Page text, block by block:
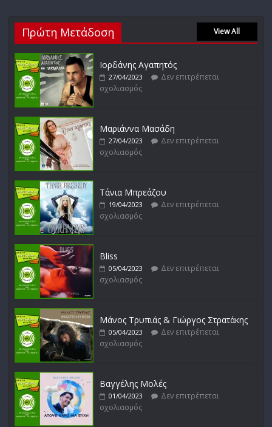
17/02/2023
σχολιασμός
Μικρές Περιπλανήσεις
σχολιασμός
σχολιασμός
Πρώτη Μετάδοση View All
Ιορδάνης Αγαπητός
27/04/2023
Δεν επιτρέπεται
σχολιασμός
Μαριάννα Μασάδη
27/04/2023
Δεν επιτρέπεται
σχολιασμός
Τάνια Μπρεάζου
19/04/2023
Δεν επιτρέπεται
σχολιασμός
Bliss
05/04/2023
Δεν επιτρέπεται
σχολιασμός
Μάνος Τρυπιάς & Γιώργος Στρατάκης
05/04/2023
Δεν επιτρέπεται
σχολιασμός
Βαγγέλης Μολές
01/04/2023
Δεν επιτρέπεται
σχολιασμός